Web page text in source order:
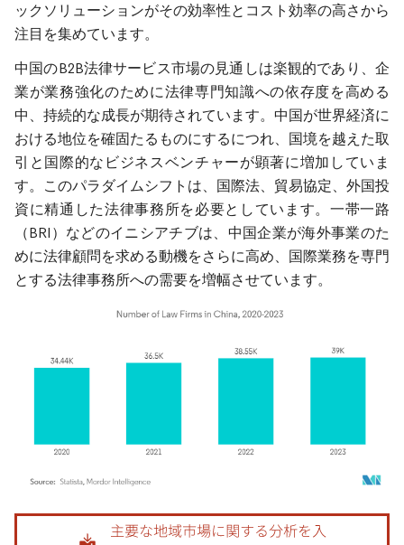
ックソリューションがその効率性とコスト効率の高さから
注目を集めています。
中国のB2B法律サービス市場の見通しは楽観的であり、企
業が業務強化のために法律専門知識への依存度を高める
中、持続的な成長が期待されています。中国が世界経済に
おける地位を確固たるものにするにつれ、国境を越えた取
引と国際的なビジネスベンチャーが顕著に増加していま
す。このパラダイムシフトは、国際法、貿易協定、外国投
資に精通した法律事務所を必要としています。一帯一路
（BRI）などのイニシアチブは、中国企業が海外事業のた
めに法律顧問を求める動機をさらに高め、国際業務を専門
とする法律事務所への需要を増幅させています。
画像 © Mordor Intelligence。再利用にはCC BY 4.0の表示が必要です。